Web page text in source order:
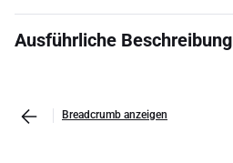
Ausführliche Beschreibung
Breadcrumb anzeigen